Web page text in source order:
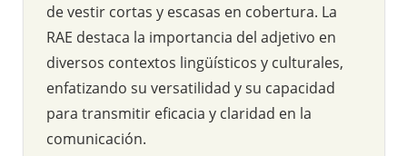
de vestir cortas y escasas en cobertura. La
RAE destaca la importancia del adjetivo en
diversos contextos lingüísticos y culturales,
enfatizando su versatilidad y su capacidad
para transmitir eficacia y claridad en la
comunicación.